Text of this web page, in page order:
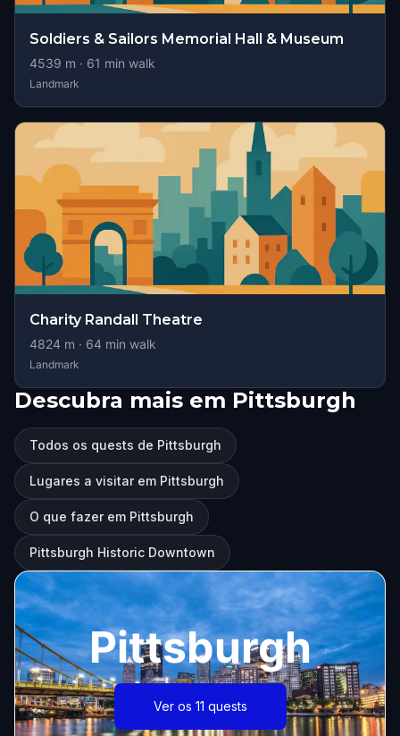
Soldiers & Sailors Memorial Hall & Museum
4539 m · 61 min walk
Landmark
Charity Randall Theatre
4824 m · 64 min walk
Landmark
Descubra mais em Pittsburgh
Todos os quests de Pittsburgh
Lugares a visitar em Pittsburgh
O que fazer em Pittsburgh
Pittsburgh Historic Downtown
Pittsburgh
Ver os 11 quests